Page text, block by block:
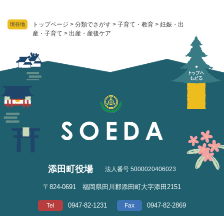
現在地 トップページ > 分類でさがす > 子育て・教育 > 妊娠・出
産・子育て > 出産・産後ケア
添田町役場 法人番号 5000020406023
〒824-0691 福岡県田川郡添田町大字添田2151
Tel 0947-82-1231 Fax 0947-82-2869